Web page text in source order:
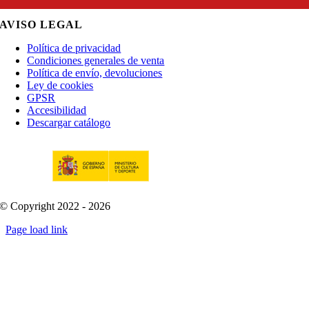
AVISO LEGAL
Política de privacidad
Condiciones generales de venta
Política de envío, devoluciones
Ley de cookies
GPSR
Accesibilidad
Descargar catálogo
© Copyright 2022 - 2026
Page load link